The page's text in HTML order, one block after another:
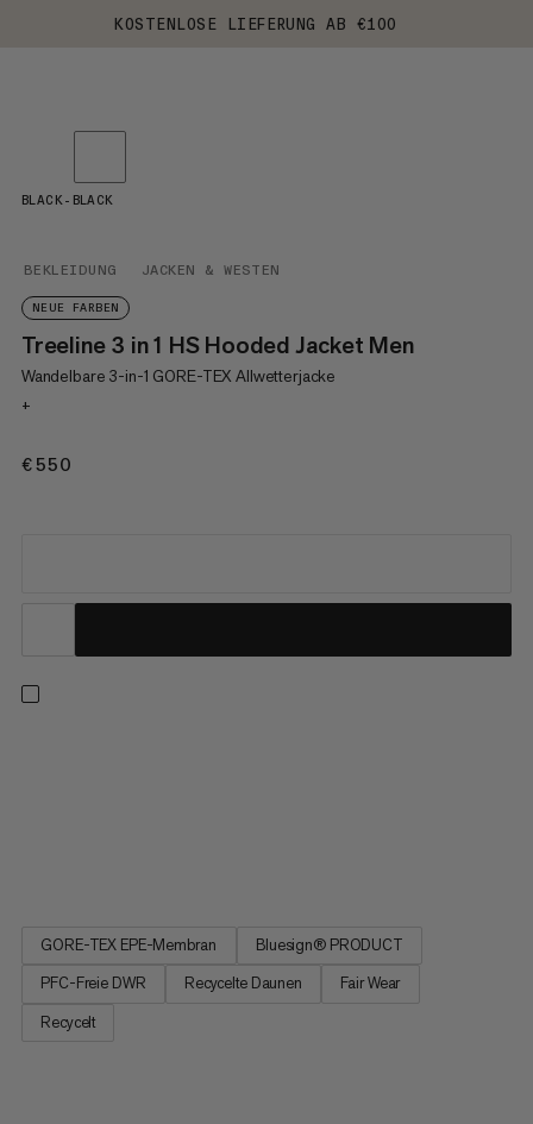
KOSTENLOSE LIEFERUNG AB €100
BEKLEIDUNG JACKEN & WESTEN
NEUE FARBEN
Treeline 3 in 1 HS Hooded Jacket Men
Wandelbare 3-in-1 GORE-TEX Allwetterjacke
+
€550
BLACK-BLACK
GORE-TEX EPE-Membran
Bluesign® PRODUCT
PFC-Freie DWR
Recycelte Daunen
Fair Wear
Recycelt